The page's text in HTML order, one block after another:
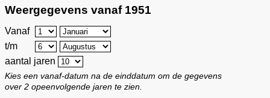
Weergegevens vanaf 1951
Vanaf
t/m
aantal jaren
Kies een vanaf-datum na de einddatum om de gegevens
over 2 opeenvolgende jaren te zien.